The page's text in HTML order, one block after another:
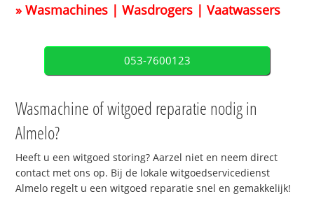
» Wasmachines | Wasdrogers | Vaatwassers
053-7600123
Wasmachine of witgoed reparatie nodig in
Almelo?
Heeft u een witgoed storing? Aarzel niet en neem direct
contact met ons op. Bij de lokale witgoedservicedienst
Almelo regelt u een witgoed reparatie snel en gemakkelijk!